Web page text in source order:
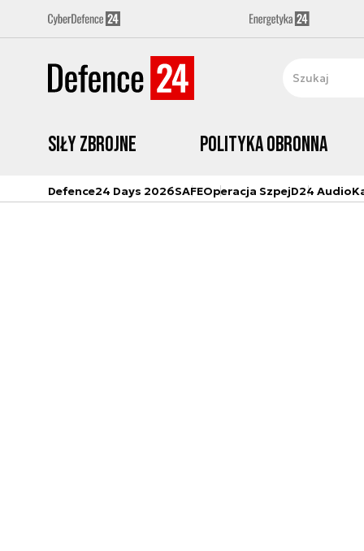
Siły zbrojne Polityka obronna
Defence24 Days 2026SAFEOperacja SzpejD24 Audio